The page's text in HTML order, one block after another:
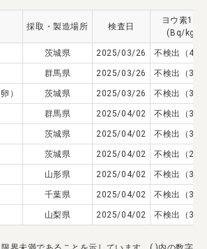
お届け情報 生産者・製造者
ビオママクラブ
お問い合わせ 放射性物質への対応
会社概要 採用情報
SDGsへの取り組み
採取・製造場所 検査日
ヨウ素131
(Bq/kg)
茨城県 2025/03/26 不検出（4.6
群馬県 2025/03/26 不検出（3.9
） 茨城県 2025/03/26 不検出（3.9
群馬県 2025/04/02 不検出（3.9
茨城県 2025/04/02 不検出（3.6
茨城県 2025/04/02 不検出（2.8
山形県 2025/04/02 不検出（3.2
千葉県 2025/04/02 不検出（3.2
山梨県 2025/04/02 不検出（3.5